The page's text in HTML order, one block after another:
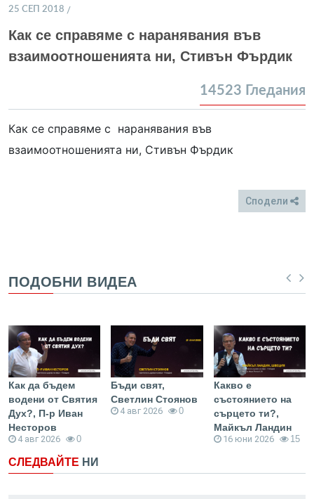
25 СЕП 2018
Как се справяме с наранявания във
взаимоотношенията ни, Стивън Фърдик
14523 Гледания
Как се справяме с наранявания във
взаимоотношенията ни, Стивън Фърдик
Сподели
ПОДОБНИ ВИДЕА
Как да бъдем
водени от Святия
Дух?, П-р Иван
Несторов
4 авг 2026 0
Бъди свят,
Светлин Стоянов
4 авг 2026 0
Какво е
състоянието на
сърцето ти?,
Майкъл Ландин
16 юни 2026 15
СЛЕДВАЙТЕ НИ